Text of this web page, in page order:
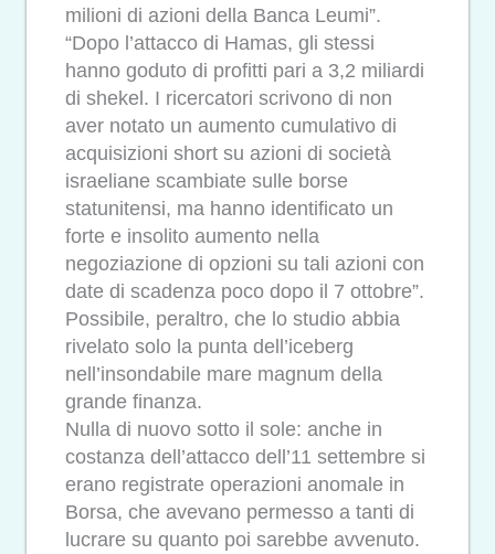
milioni di azioni della Banca Leumi”.
“Dopo l’attacco di Hamas, gli stessi
hanno goduto di profitti pari a 3,2 miliardi
di shekel. I ricercatori scrivono di non
aver notato un aumento cumulativo di
acquisizioni short su azioni di società
israeliane scambiate sulle borse
statunitensi, ma hanno identificato un
forte e insolito aumento nella
negoziazione di opzioni su tali azioni con
date di scadenza poco dopo il 7 ottobre”.
Possibile, peraltro, che lo studio abbia
rivelato solo la punta dell’iceberg
nell’insondabile mare magnum della
grande finanza.
Nulla di nuovo sotto il sole: anche in
costanza dell’attacco dell’11 settembre si
erano registrate operazioni anomale in
Borsa, che avevano permesso a tanti di
lucrare su quanto poi sarebbe avvenuto.